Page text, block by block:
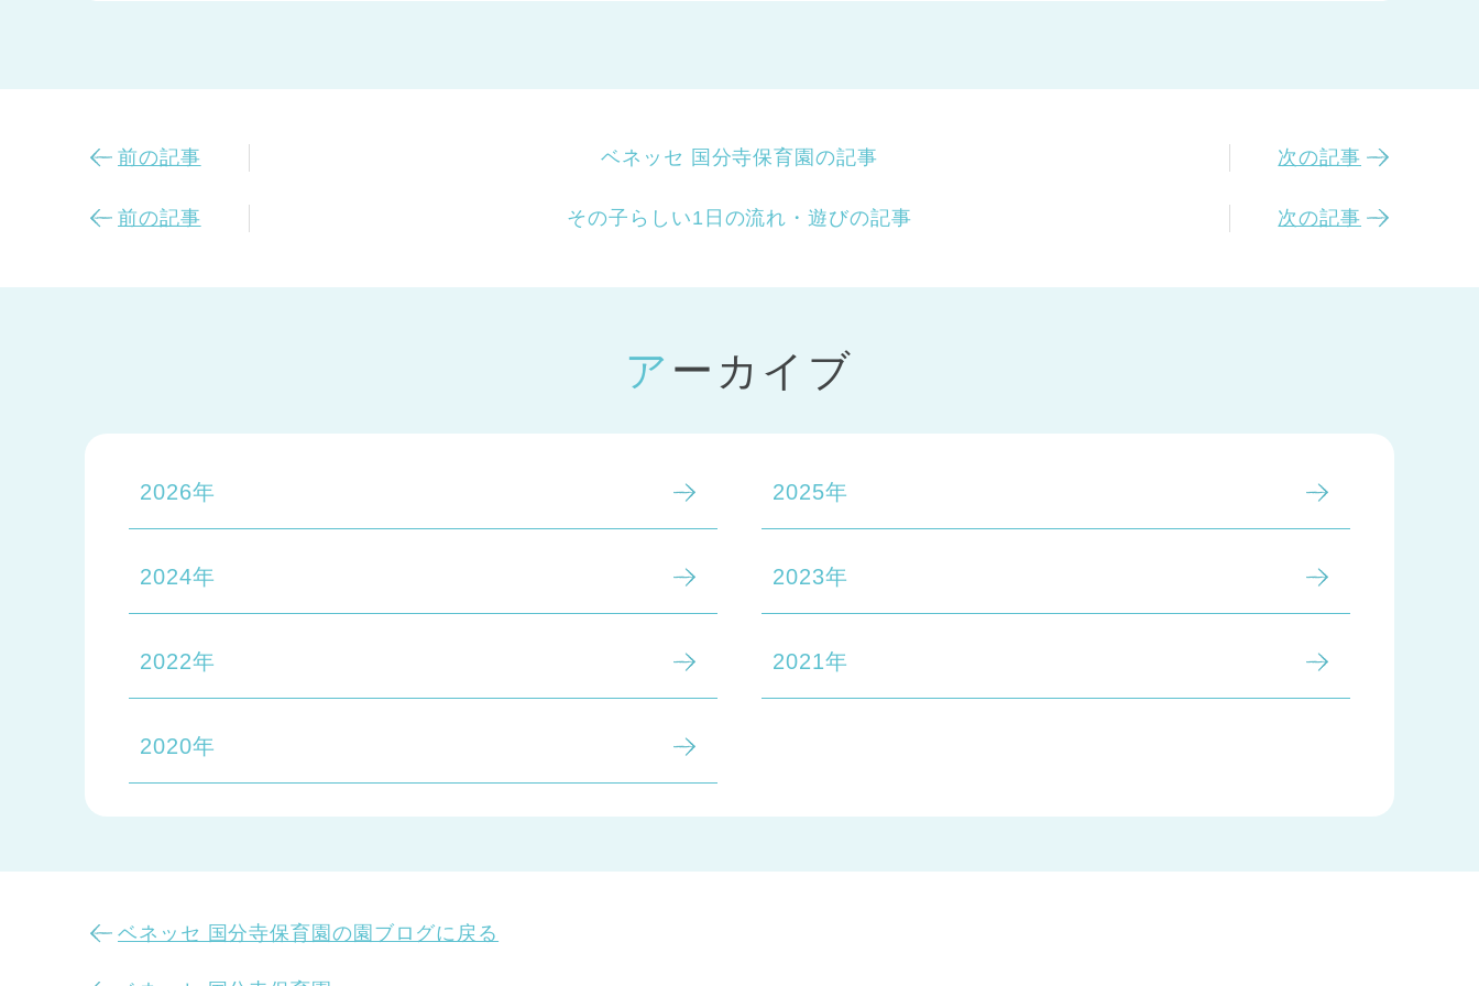
前の記事 ベネッセ 国分寺保育園の記事 次の記事
前の記事 その子らしい1日の流れ・遊びの記事 次の記事
アーカイブ
2026年 2025年
2024年 2023年
2022年 2021年
2020年
ベネッセ 国分寺保育園の園ブログに戻る